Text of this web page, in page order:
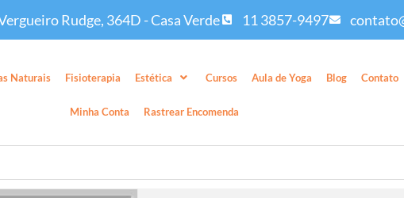
Rudge, 364D - Casa Verde 11 3857-9497
Naturais Fisioterapia Estética Cursos Aula de Yoga Blog Contato
Minha Conta Rastrear Encomenda